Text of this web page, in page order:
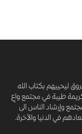
ليحييهم بكتاب الله
طيبة في مجتمع واعٍ
وإرشاد الناس الى
في الدنيا والآخرة.